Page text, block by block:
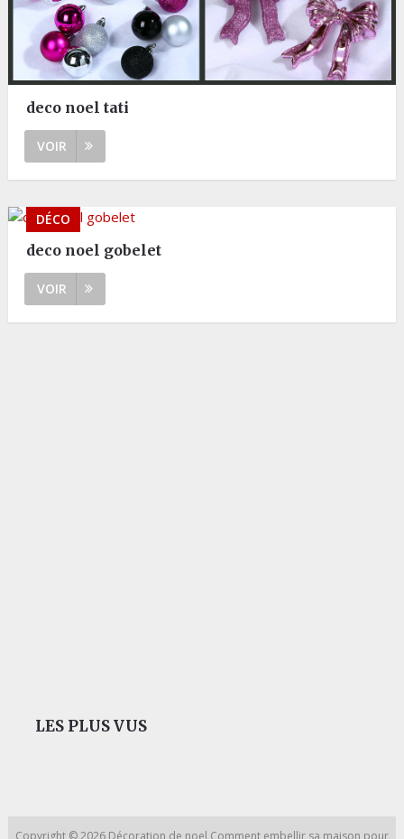
deco noel tati
VOIR
DÉCO
deco noel gobelet
VOIR
LES PLUS VUS
Copyright © 2026 Décoration de noel Comment embellir sa maison pour